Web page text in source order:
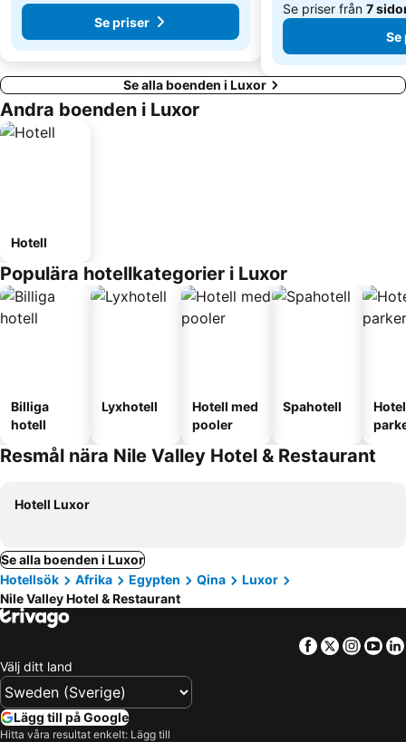
Se priser
Se priser från 7
Se
Se alla boenden i Luxor
Andra boenden i Luxor
Hotell
Populära hotellkategorier i Luxor
Billiga
hotell
Lyxhotell
Hotell med
pooler
Spahotell
Resmål nära Nile Valley Hotel & Restaurant
Hotell Luxor
Se alla boenden i Luxor
Hotellsök
Afrika Egypten Qina
Luxor
Nile Valley Hotel & Restaurant
Facebook
Twitter
Välj ditt land
Lägg till på Google
Hitta våra resultat enkelt: Lägg till